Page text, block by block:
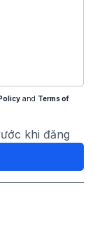
and Terms of
khi đăng